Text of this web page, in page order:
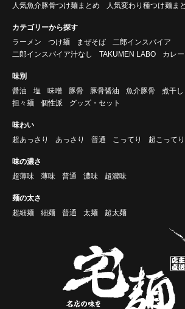
人気魚介豚骨つけ麺まとめ
人気変わり種つけ麺ま
カテゴリーから探す
ラーメン
つけ麺 まぜそば
二郎インスパイア
二郎インスパイア汁なし
TAKUMEN LABO カレー
味別
醤油
塩 味噌 豚骨 豚骨醤油 魚介豚骨 煮干し
担々麺
個性派 グッズ・セット
味わい
超あっさり
あっさり 普通 こってり 超こってり
味の濃さ
超薄味
薄味 普通 濃味 超濃味
麺の太さ
超細麺
細麺 普通 太麺 超太麺